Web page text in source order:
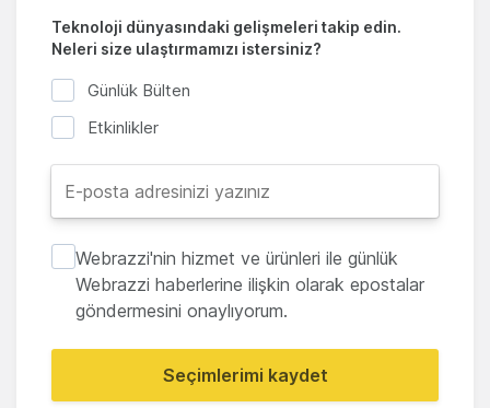
Teknoloji dünyasındaki gelişmeleri takip edin.
Neleri size ulaştırmamızı istersiniz?
Günlük Bülten
Etkinlikler
Webrazzi'nin hizmet ve ürünleri ile günlük
Webrazzi haberlerine ilişkin olarak epostalar
göndermesini onaylıyorum.
Seçimlerimi kaydet